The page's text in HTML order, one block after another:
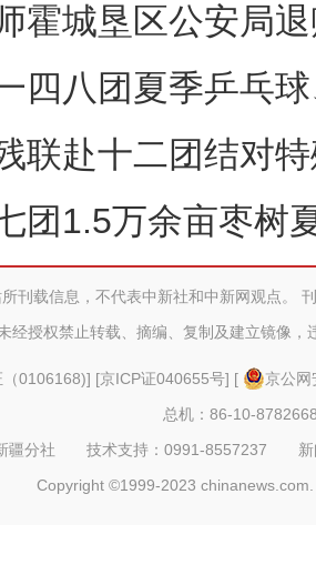
霍城垦区公安局
信
四八团夏季乒乓
联赴十二团结对
访
团1.5万余亩枣树
刊载信息，不代表中新社和中新网观点。
经授权禁止转载、摘编、复制及建立镜像，
（0106168)] [京ICP证040655号] [
京公
总机：86-10-
新疆分社 技术支持：0991-8557237
Copyright ©1999-2023